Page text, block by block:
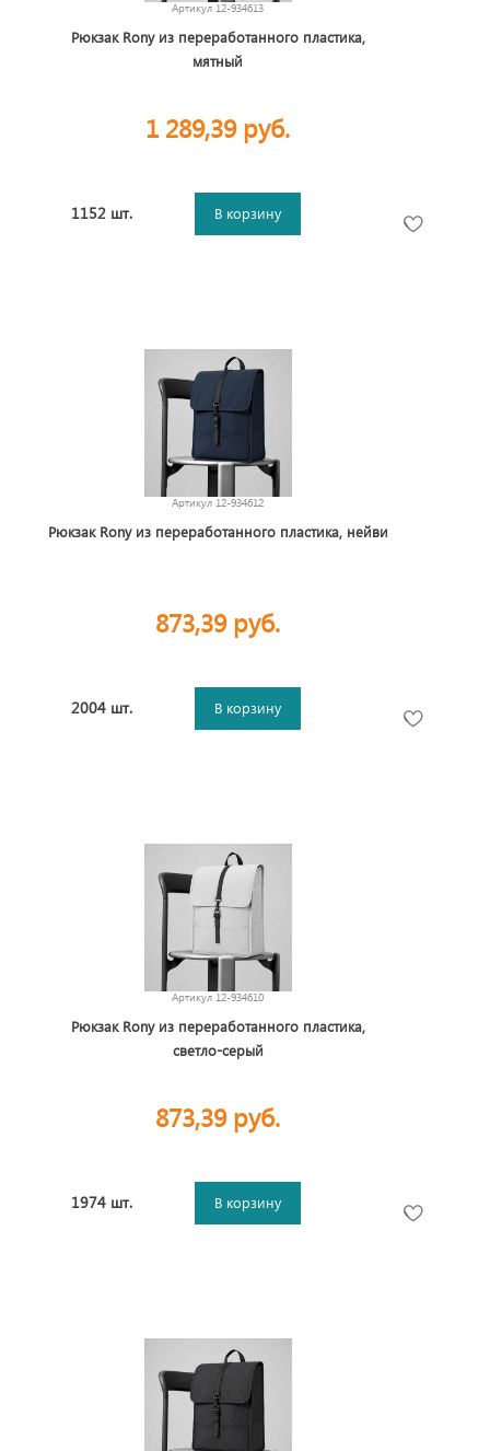
Артикул 12-934613
Рюкзак Rony из переработанного пластика,
мятный
1 289,39 руб.
1152 шт. В корзину
Артикул 12-934612
Рюкзак Rony из переработанного пластика, нейви
873,39 руб.
2004 шт. В корзину
Артикул 12-934610
Рюкзак Rony из переработанного пластика,
светло-серый
873,39 руб.
1974 шт. В корзину